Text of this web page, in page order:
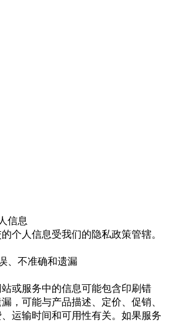
信息
个人信息受我们的隐私政策管辖。
、不准确和遗漏
或服务中的信息可能包含印刷错
，可能与产品描述、定价、促销、
运输时间和可用性有关。如果服务